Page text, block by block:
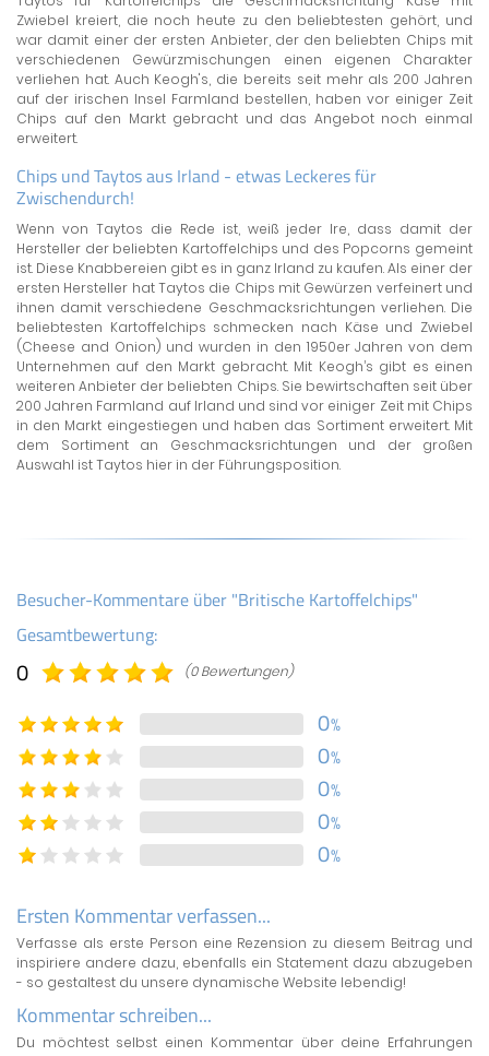
Zwiebel kreiert, die noch heute zu den beliebtesten gehört, und
war damit einer der ersten Anbieter, der den beliebten Chips mit
verschiedenen Gewürzmischungen einen eigenen Charakter
verliehen hat. Auch Keogh's, die bereits seit mehr als 200 Jahren
auf der irischen Insel Farmland bestellen, haben vor einiger Zeit
Chips auf den Markt gebracht und das Angebot noch einmal
erweitert.
Chips und Taytos aus Irland - etwas Leckeres für
Zwischendurch!
Wenn von Taytos die Rede ist, weiß jeder Ire, dass damit der
Hersteller der beliebten Kartoffelchips und des Popcorns gemeint
ist. Diese Knabbereien gibt es in ganz Irland zu kaufen. Als einer der
ersten Hersteller hat Taytos die Chips mit Gewürzen verfeinert und
ihnen damit verschiedene Geschmacksrichtungen verliehen. Die
beliebtesten Kartoffelchips schmecken nach Käse und Zwiebel
(Cheese and Onion) und wurden in den 1950er Jahren von dem
Unternehmen auf den Markt gebracht. Mit Keogh’s gibt es einen
weiteren Anbieter der beliebten Chips. Sie bewirtschaften seit über
200 Jahren Farmland auf Irland und sind vor einiger Zeit mit Chips
in den Markt eingestiegen und haben das Sortiment erweitert. Mit
dem Sortiment an Geschmacksrichtungen und der großen
Auswahl ist Taytos hier in der Führungsposition.
Besucher-Kommentare über "Britische Kartoffelchips"
Gesamtbewertung:
0 (0 Bewertungen)
0%
0%
0%
0%
0%
Ersten Kommentar verfassen...
Verfasse als erste Person eine Rezension zu diesem Beitrag und
inspiriere andere dazu, ebenfalls ein Statement dazu abzugeben
- so gestaltest du unsere dynamische Website lebendig!
Kommentar schreiben...
Du möchtest selbst einen Kommentar über deine Erfahrungen